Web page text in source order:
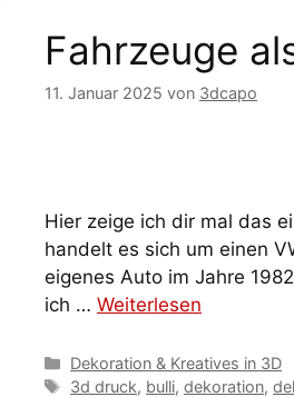
Fahrzeuge
11. Januar 2025 von 3dcapo
Hier zeige ich dir mal das
handelt es sich um einen
eigenes Auto im Jahre
ich … Weiterlesen
Kategorien
Dekoration & Kreatives in 3D
Schlagwörter
3d druck, bulli,dekoration,